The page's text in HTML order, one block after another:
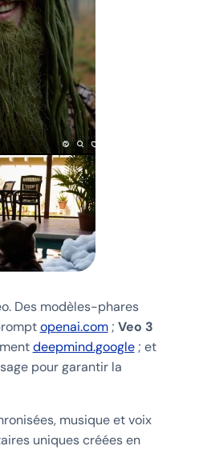
Des modèles-phares
openai.com; Veo 3
deepmind.google; et
pour garantir la
musique et voix
uniques créées en